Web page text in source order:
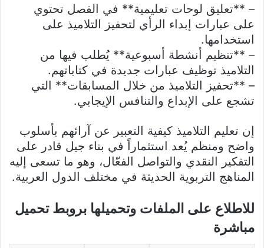
– **تعليق لوحات تعليمية** في الفصل تحتوي
على عبارات إبداء الرأي لتحفيز التلاميذ على
استخدامها.
– **تنظيم أنشطة أسبوعية** يُطلب فيها من
التلاميذ توظيف عبارات جديدة في كتاباتهم.
– **تحفيز التلاميذ من خلال المسابقات** التي
تشجع على الإبداع والتنافس الإيجابي.
إن تعليم التلاميذ كيفية التعبير عن آرائهم بأسلوب
واضح ومنظم يُعد استثماراً في بناء جيل قادر على
التفكير النقدي والتواصل الفعّال، وهو ما تسعى إليه
المناهج التربوية الحديثة في مختلف الدول العربية.
للاطلاع على الملفات وتحميلها بروبط تحميل
مباشرة